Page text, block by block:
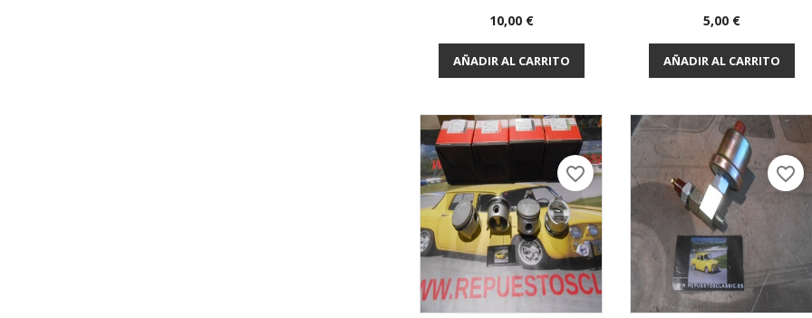
Vista rápida
Precio
10,00 €
AÑADIR AL CARRITO
Vista rápida
Precio
5,00 €
AÑADIR AL CARRITO
favorite_border favorite_border